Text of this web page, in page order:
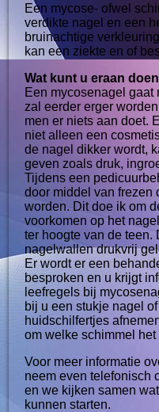
Een mycose- ofwel
verdikte nagel en een
bruinachtige
kan een ziekte en of
Wat kunt u eraan
Een mycosenagel gaat
zal eerder erger
men er niets aan doet.
niet alleen een
de nagel dikker wordt,
geven zoals druk,
Tijdens een
door middel van frezen
worden. Dit doe ik om
voorkomen op het
ter hoogte van de teen.
nagelwallen drukvrij
Er wordt er een
besproken en u krijgt
leefregels bij
bij u een stukje nagel of
huidschilfertjes
om welke schimmel het
Voor meer informatie
neem even telefonisch
en we kijken samen
kunnen starten.